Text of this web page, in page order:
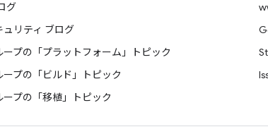
グ
リティ ブログ
プの「プラットフォーム」トピック
プの「ビルド」トピック
プの「移植」トピック